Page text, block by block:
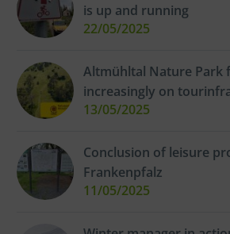
is up and running
22/05/2025
Altmühltal Nature Park
increasingly on
13/05/2025
Conclusion of leisure
Frankenpfalz
11/05/2025